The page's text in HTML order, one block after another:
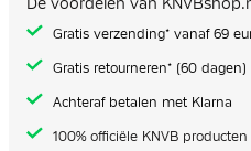
gallerij
Gratis verzending* vanaf 69
Gratis retourneren* (60 dagen)
Achteraf betalen met Klarna
100% officiële KNVB producten